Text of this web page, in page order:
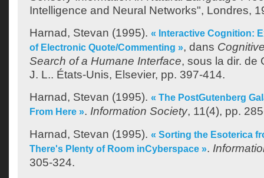
Intelligence and Neural Networks", Londres,
Harnad, Stevan (1995). « Interactive Cognition:
of Electronic Quote/Commenting », dans
Search of a Humane Interface, sous la dir. de
J. L.. États-Unis, Elsevier, pp. 397-414.
Harnad, Stevan (1995). « The PostGutenberg
From Here ». Information Society, 11(4), pp.
Harnad, Stevan (1995). « Sorting the Esoterica
There's Plenty of Room inCyberspace ».
305-324.